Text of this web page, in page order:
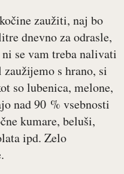
zaužiti, naj bo
dnevno za odrasle,
se vam treba nalivati
s hrano, si
so lubenica, melone,
nad 90 % vsebnosti
kumare, beluši,
ipd. Zelo